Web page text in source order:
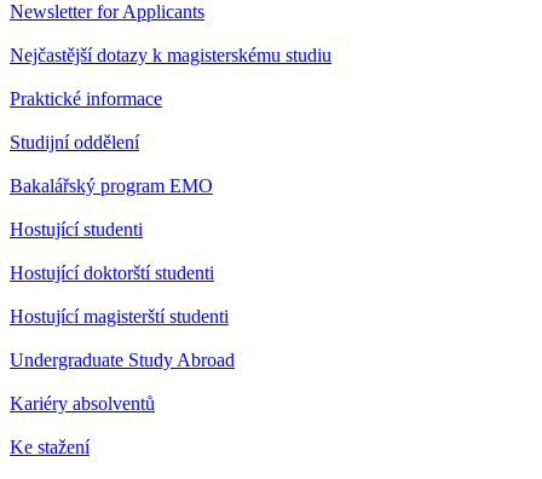
Newsletter for Applicants
Nejčastější dotazy k magisterskému studiu
Praktické informace
Studijní oddělení
Bakalářský program EMO
Hostující studenti
Hostující doktorští studenti
Hostující magisterští studenti
Undergraduate Study Abroad
Kariéry absolventů
Ke stažení